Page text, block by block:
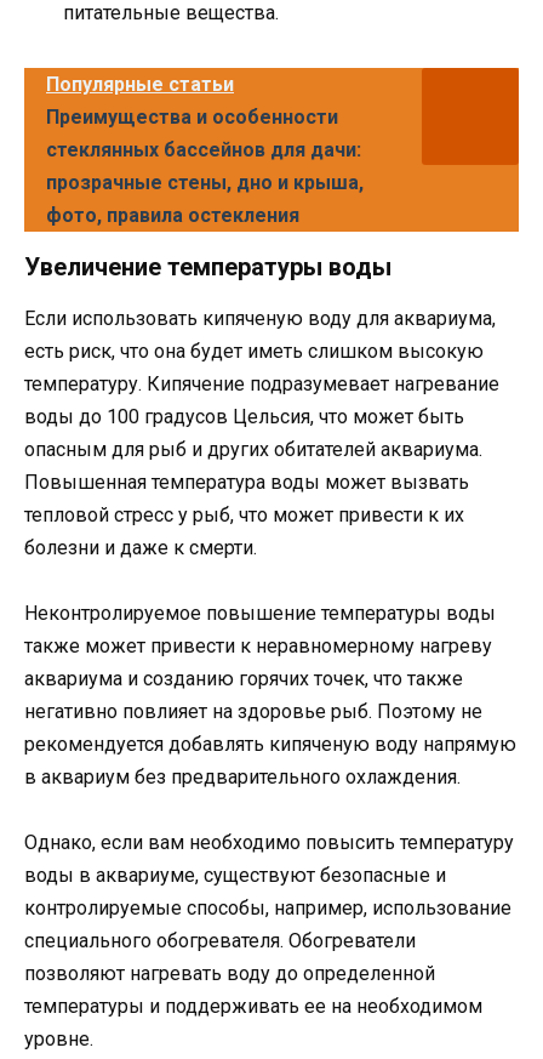
питательные вещества.
Популярные статьи
Преимущества и особенности
стеклянных бассейнов для дачи:
прозрачные стены, дно и крыша,
фото, правила остекления
Увеличение температуры воды
Если использовать кипяченую воду для аквариума,
есть риск, что она будет иметь слишком высокую
температуру. Кипячение подразумевает нагревание
воды до 100 градусов Цельсия, что может быть
опасным для рыб и других обитателей аквариума.
Повышенная температура воды может вызвать
тепловой стресс у рыб, что может привести к их
болезни и даже к смерти.
Неконтролируемое повышение температуры воды
также может привести к неравномерному нагреву
аквариума и созданию горячих точек, что также
негативно повлияет на здоровье рыб. Поэтому не
рекомендуется добавлять кипяченую воду напрямую
в аквариум без предварительного охлаждения.
Однако, если вам необходимо повысить температуру
воды в аквариуме, существуют безопасные и
контролируемые способы, например, использование
специального обогревателя. Обогреватели
позволяют нагревать воду до определенной
температуры и поддерживать ее на необходимом
уровне.